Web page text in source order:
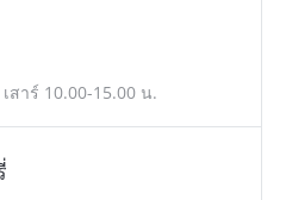
สาร์ 10.00-15.00 น.